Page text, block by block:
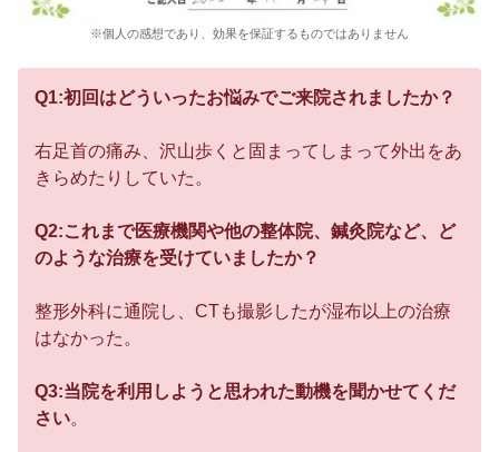
※個人の感想であり、効果を保証するものではありません
Q1:初回はどういったお悩みでご来院されましたか？
右足首の痛み、沢山歩くと固まってしまって外出をあ
きらめたりしていた。
Q2:これまで医療機関や他の整体院、鍼灸院など、ど
のような治療を受けていましたか？
整形外科に通院し、CTも撮影したが湿布以上の治療
はなかった。
Q3:当院を利用しようと思われた動機を聞かせてくだ
さい。